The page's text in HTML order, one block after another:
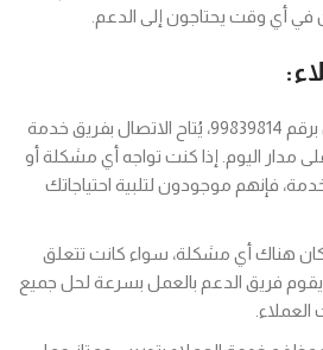
في أي وقت يحتاجون إلى الدعم.
: عند الاتصال برقم 99839814، يُتاح الاتصال بفريق خدمة
مدار اليوم. إذا كنت تواجه أي مشكلة أو
فإنهم موجودون لتلبية احتياجاتك
هناك أي مشكلة، سواء كانت تتعلق
يقوم فريق الدعم بالعمل بسرعة لحل جميع
العملاء.